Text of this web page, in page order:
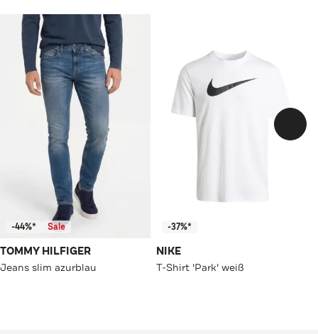
-44%* Sale
TOMMY HILFIGER
Jeans slim azurblau
-37%*
NIKE
T-Shirt 'Park' weiß